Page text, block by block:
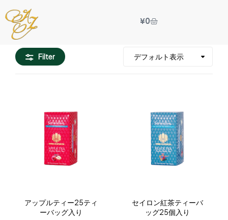
¥0
Filter
アップルティー25ティ
ーバッグ入り
セイロン紅茶ティーバ
ッグ25個入り